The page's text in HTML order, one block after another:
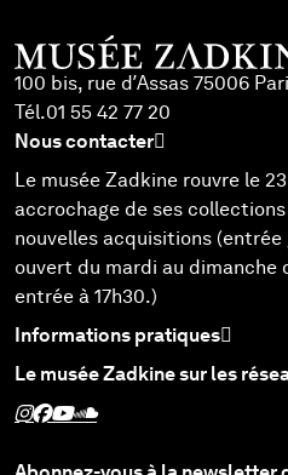
100 bis, rue d’Assas 75006
Tél.01 55 42 77 20
Nous contacter
Le musée Zadkine rouvre le
accrochage de ses
nouvelles acquisitions
ouvert du mardi au dimanche
entrée à 17h30.)
Informations pratiques
Le musée Zadkine sur les
Suivez Zadkine sur Instagram
Suivez Zadkine sur
Suivez Zadkine sur
Suivez Zadkine sur